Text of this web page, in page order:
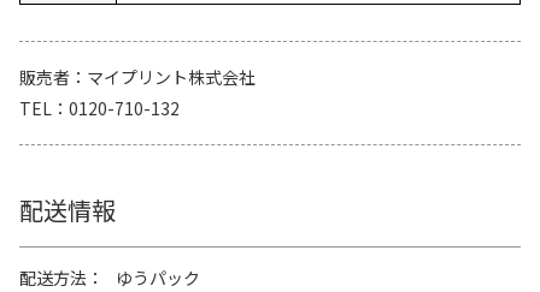
販売者
マイプリント株式会社
TEL
0120-710-132
配送情報
配送方法
ゆうパック